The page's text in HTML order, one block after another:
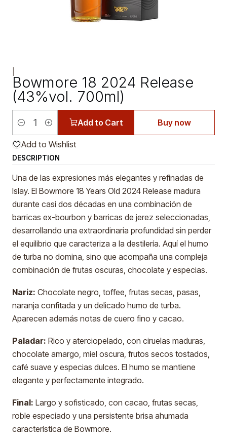
Bowmore 18 2024 Release
(43%vol. 700ml)
Quantity
Add to Cart Buy now
Add to Wishlist
DESCRIPTION
Una de las expresiones más elegantes y refinadas de
Islay. El Bowmore 18 Years Old 2024 Release madura
durante casi dos décadas en una combinación de
barricas ex-bourbon y barricas de jerez seleccionadas,
desarrollando una extraordinaria profundidad sin perder
el equilibrio que caracteriza a la destilería. Aquí el humo
de turba no domina, sino que acompaña una compleja
combinación de frutas oscuras, chocolate y especias.
Nariz: Chocolate negro, toffee, frutas secas, pasas,
naranja confitada y un delicado humo de turba.
Aparecen además notas de cuero fino y cacao.
Paladar: Rico y aterciopelado, con ciruelas maduras,
chocolate amargo, miel oscura, frutos secos tostados,
café suave y especias dulces. El humo se mantiene
elegante y perfectamente integrado.
Final: Largo y sofisticado, con cacao, frutas secas,
roble especiado y una persistente brisa ahumada
característica de Bowmore.